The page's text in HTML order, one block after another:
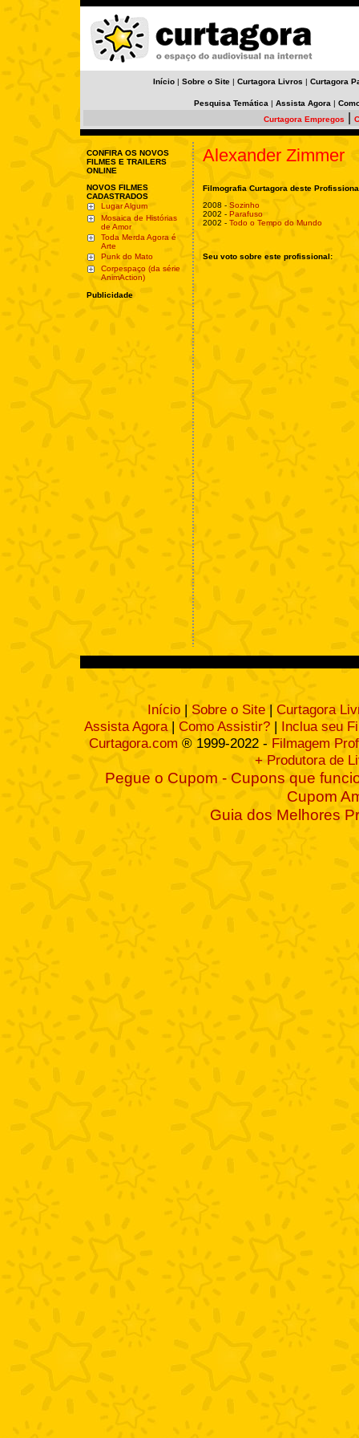
Início | Sobre o Site | Curtagora Livros | Curtagora
Pesquisa Temática | Assista Agora |
Curtagora Empregos
CONFIRA OS NOVOS
FILMES E TRAILERS
ONLINE
NOVOS FILMES
CADASTRADOS
Lugar Algum
Mosaica de Histórias
de Amor
Toda Merda Agora é
Arte
Punk do Mato
Corpespaço (da série
AnimAction)
Publicidade
Alexander Zimmer
Filmografia Curtagora deste
2008 - Sozinho
2002 - Parafuso
2002 - Todo o Tempo do Mundo
Seu voto sobre este profissional:
Início | Sobre o Site | Curtagora
Assista Agora| Como Assistir? | Inclua seu
Curtagora.com ® 1999-2022 - Filmagem
+ Produtora de
Pegue o Cupom - Cupons que
Cupom
Guia dos Melhores